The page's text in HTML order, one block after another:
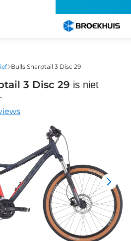
Bulls Sharptail 3 Disc 29
3 Disc 29 is niet